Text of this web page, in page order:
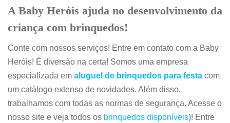
A Baby Heróis ajuda no desenvolvimento da
criança com brinquedos!
Conte com nossos serviços! Entre em contato com a Baby
Heróis! É diversão na certa! Somos uma empresa
especializada em aluguel de brinquedos para festa com
um catálogo extenso de novidades. Além disso,
trabalhamos com todas as normas de segurança. Acesse o
nosso site e veja todos os brinquedos disponíveis)! Entre